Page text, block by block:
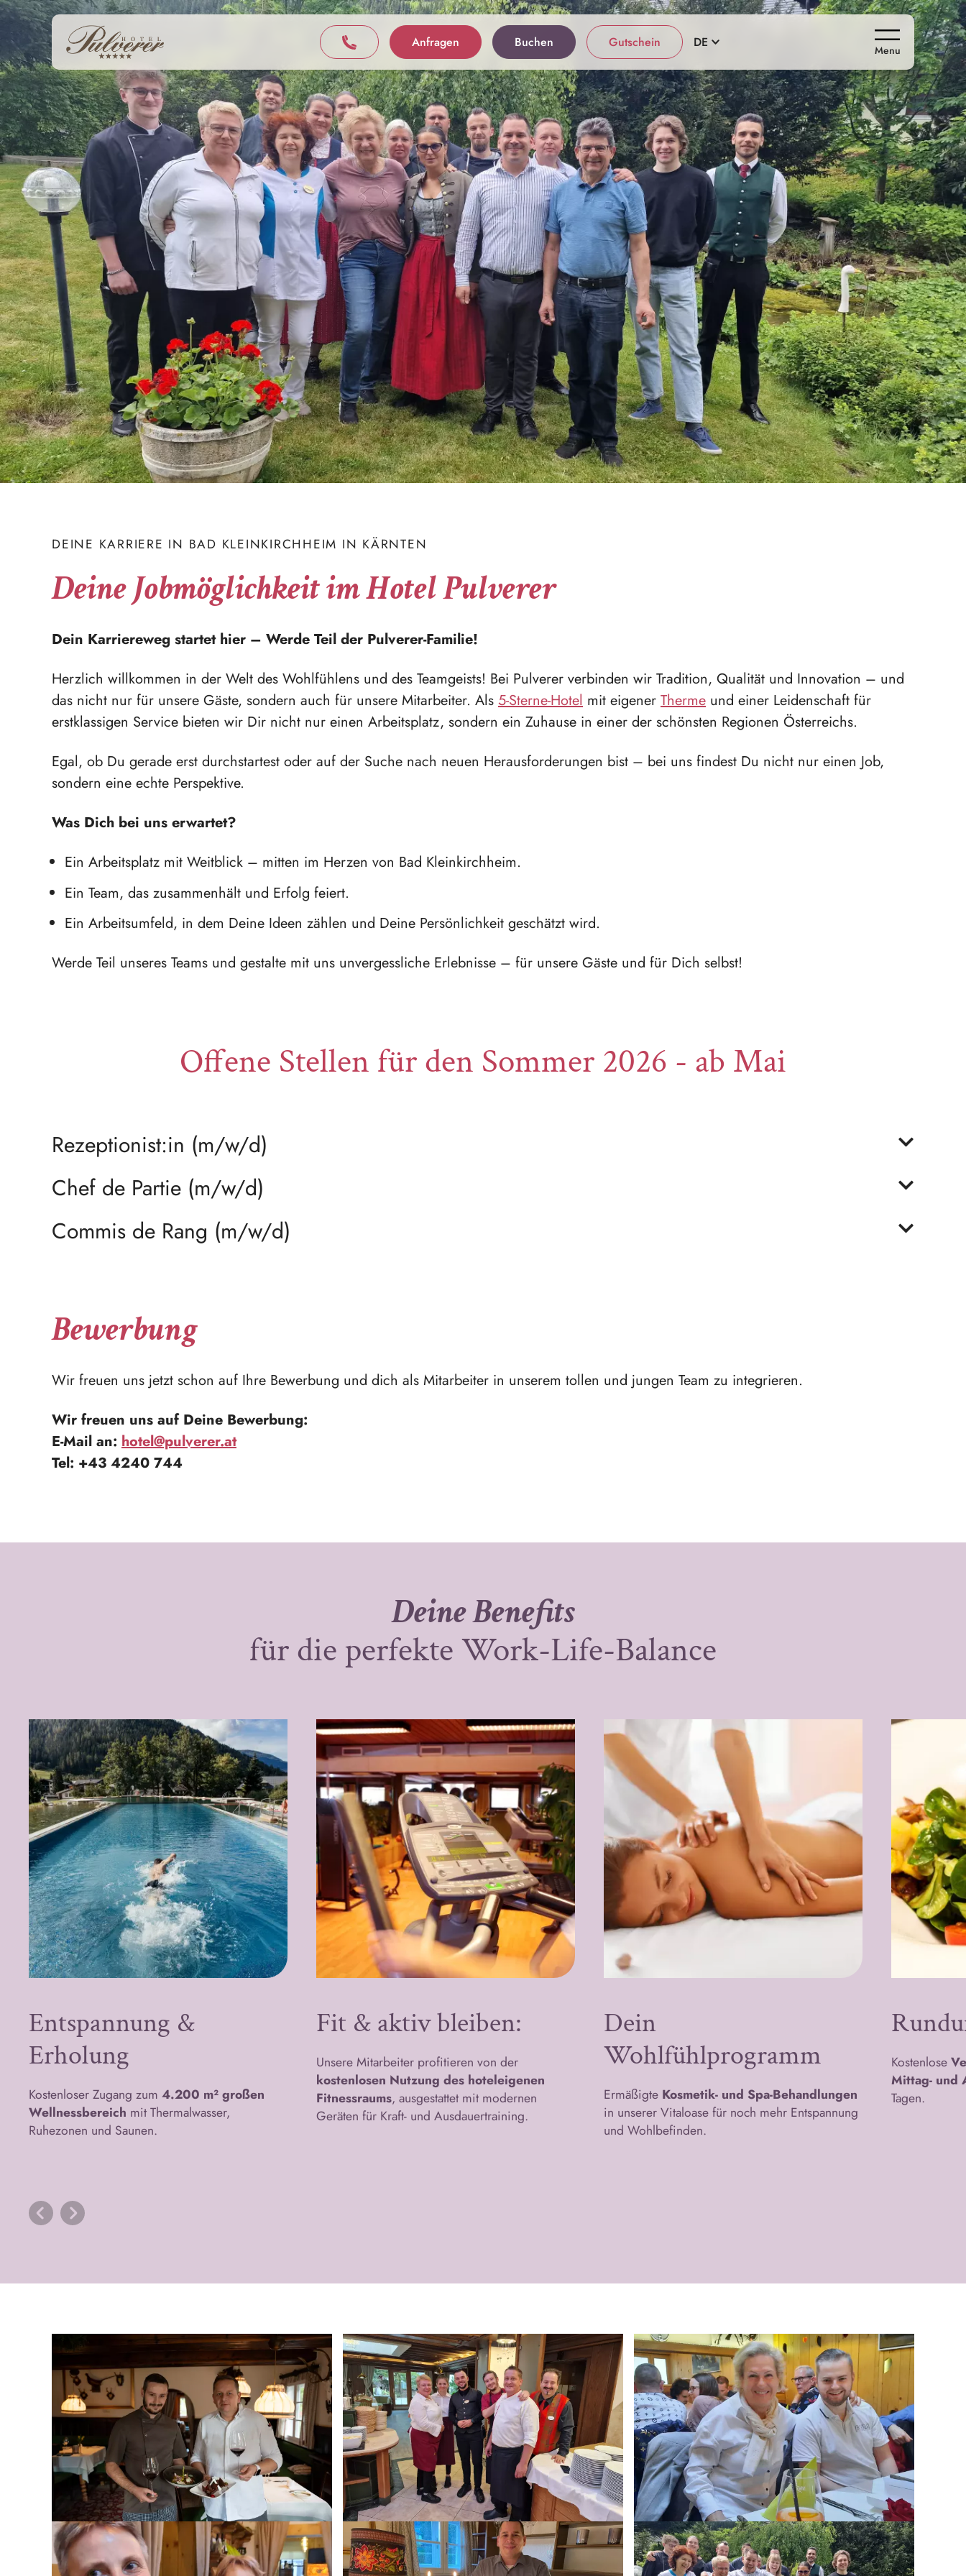
Anfragen Buchen Gutschein DE Menu
DEINE KARRIERE IN BAD KLEINKIRCHHEIM IN KÄRNTEN
Deine Jobmöglichkeit im Hotel Pulverer
Dein Karriereweg startet hier – Werde Teil der Pulverer-Familie!
Herzlich willkommen in der Welt des Wohlfühlens und des Teamgeists! Bei Pulverer verbinden wir Tradition, Qualität und Innovation – und
das nicht nur für unsere Gäste, sondern auch für unsere Mitarbeiter. Als 5-Sterne-Hotel mit eigener Therme und einer Leidenschaft für
erstklassigen Service bieten wir Dir nicht nur einen Arbeitsplatz, sondern ein Zuhause in einer der schönsten Regionen Österreichs.
Egal, ob Du gerade erst durchstartest oder auf der Suche nach neuen Herausforderungen bist – bei uns findest Du nicht nur einen Job,
sondern eine echte Perspektive.
Was Dich bei uns erwartet?
Ein Arbeitsplatz mit Weitblick – mitten im Herzen von Bad Kleinkirchheim.
Ein Team, das zusammenhält und Erfolg feiert.
Ein Arbeitsumfeld, in dem Deine Ideen zählen und Deine Persönlichkeit geschätzt wird.
Werde Teil unseres Teams und gestalte mit uns unvergessliche Erlebnisse – für unsere Gäste und für Dich selbst!
Offene Stellen für den Sommer 2026 - ab Mai
Rezeptionist:in (m/w/d)
Chef de Partie (m/w/d)
Commis de Rang (m/w/d)
Bewerbung
Wir freuen uns jetzt schon auf Ihre Bewerbung und dich als Mitarbeiter in unserem tollen und jungen Team zu integrieren.
Wir freuen uns auf Deine Bewerbung:
E-Mail an: hotel@pulverer.at
Tel: +43 4240 744
Deine Benefits
für die perfekte Work-Life-Balance
Entspannung &
Erholung
Kostenloser Zugang zum 4.200 m² großen
Wellnessbereich mit Thermalwasser,
Ruhezonen und Saunen.
Fit & aktiv bleiben:
Unsere Mitarbeiter profitieren von der
kostenlosen Nutzung des hoteleigenen
Fitnessraums, ausgestattet mit modernen
Geräten für Kraft- und Ausdauertraining.
Dein
Wohlfühlprogramm
Ermäßigte Kosmetik- und Spa-Behandlungen
in unserer Vitaloase für noch mehr Entspannung
und Wohlbefinden.
Kostenlose
Mittag- und
Tagen.